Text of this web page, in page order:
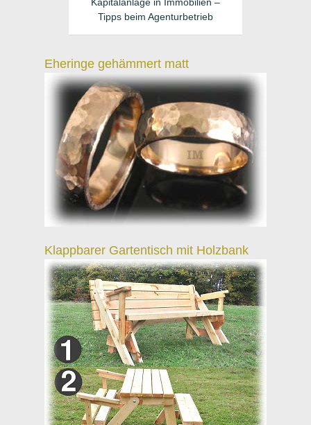
Kapitalanlage in Immobilien –
Tipps beim Agenturbetrieb
Eheringe gehämmert matt
Klappbarer Gartentisch mit Holzbank